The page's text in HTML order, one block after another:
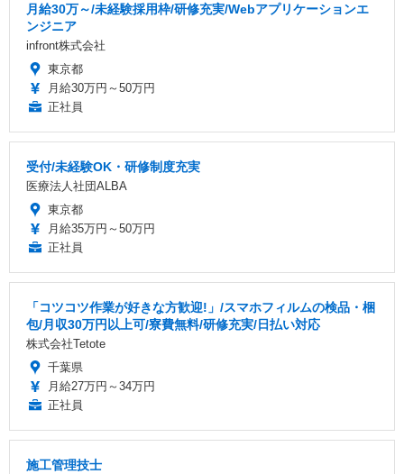
月給30万～/未経験採用枠/研修充実/Webアプリケーションエ
ンジニア
infront株式会社
東京都
月給30万円～50万円
正社員
受付/未経験OK・研修制度充実
医療法人社団ALBA
東京都
月給35万円～50万円
正社員
「コツコツ作業が好きな方歓迎!」/スマホフィルムの検品・梱
包/月収30万円以上可/寮費無料/研修充実/日払い対応
株式会社Tetote
千葉県
月給27万円～34万円
正社員
施工管理技士